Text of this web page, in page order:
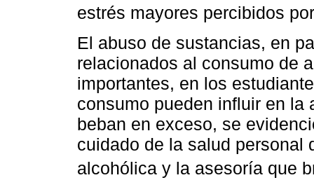
estrés mayores percibidos
El abuso de sustancias, en
relacionados al consumo de
importantes, en los
consumo pueden influir en la
beban en exceso, se
cuidado de la salud personal
alcohólica y la asesoría que